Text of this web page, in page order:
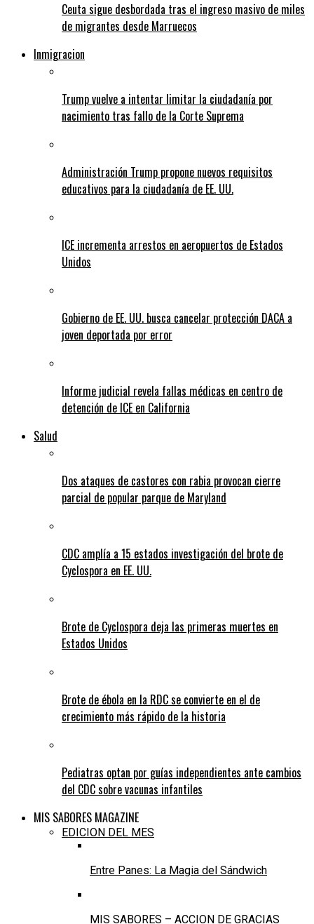
Ceuta sigue desbordada tras el ingreso masivo de miles
de migrantes desde Marruecos
Inmigracion
Trump vuelve a intentar limitar la ciudadanía por
nacimiento tras fallo de la Corte Suprema
Administración Trump propone nuevos requisitos
educativos para la ciudadanía de EE. UU.
ICE incrementa arrestos en aeropuertos de Estados
Unidos
Gobierno de EE. UU. busca cancelar protección DACA a
joven deportada por error
Informe judicial revela fallas médicas en centro de
detención de ICE en California
Salud
Dos ataques de castores con rabia provocan cierre
parcial de popular parque de Maryland
CDC amplía a 15 estados investigación del brote de
Cyclospora en EE. UU.
Brote de Cyclospora deja las primeras muertes en
Estados Unidos
Brote de ébola en la RDC se convierte en el de
crecimiento más rápido de la historia
Pediatras optan por guías independientes ante cambios
del CDC sobre vacunas infantiles
MIS SABORES MAGAZINE
EDICION DEL MES
Entre Panes: La Magia del Sándwich
MIS SABORES – ACCION DE GRACIAS